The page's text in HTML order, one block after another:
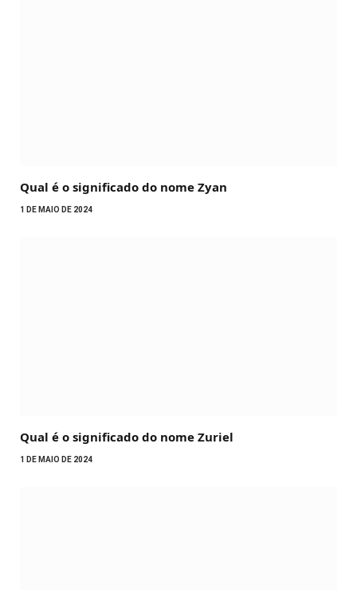
Qual é o significado do nome Zyan
1 DE MAIO DE 2024
Qual é o significado do nome Zuriel
1 DE MAIO DE 2024